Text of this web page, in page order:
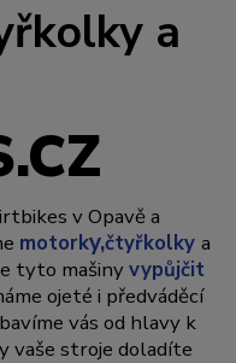
a
v Opavě a
motorky,čtyřkolkya
tyto mašinyvypůjčit
ojeté i předváděcí
vás od hlavy k
vaše stroje doladíte